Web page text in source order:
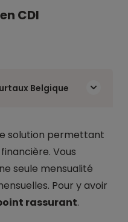
CDI
Belgique
solution permettant
Vous
seule mensualité
Pour y avoir
rassurant.